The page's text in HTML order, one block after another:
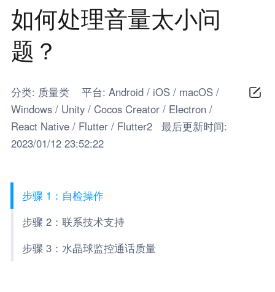
如何处理音量太小问
题？
分类: 质量类 平台: Android / iOS / macOS /
Windows / Unity / Cocos Creator / Electron /
React Native / Flutter / Flutter2 最后更新时间:
2023/01/12 23:52:22
步骤 1：自检操作
步骤 2：联系技术支持
步骤 3：水晶球监控通话质量